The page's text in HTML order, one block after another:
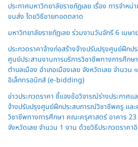
ประกาศมหาวิทยาลัยราชภัฏเลย เรื่อง การจำห
ขนส่ง โดยวิธีขายทอดตลาด
มหาวิทยาลัยราชภัฏเลย ร่วมงานวันจักรี 6 เมษ
ประกวดราคาจ้างก่อสร้างจ้างปรับปรุงศูนย์ฝึก
ศูนย์ประสานงานการบริการวิชาชีพทางการศึก
ตำบลเมือง อำเภอเมืองเลย จังหวัดเลย จำนวน
อิเล็กทรอนิกส์ (e-bidding)
ข่าวประกวดราคา ชี้แจงข้อวิจารณ์ร่างประกาศแ
จ้างปรับปรุงศูนย์ฝึกประสบการณ์วิชาชีพครู และ
วิชาชีพทางการศึกษา คณะครุศาสตร์ อาคาร 23
จังหวัดเลย จำนวน 1 งาน ด้วยวิธีประกวดราค